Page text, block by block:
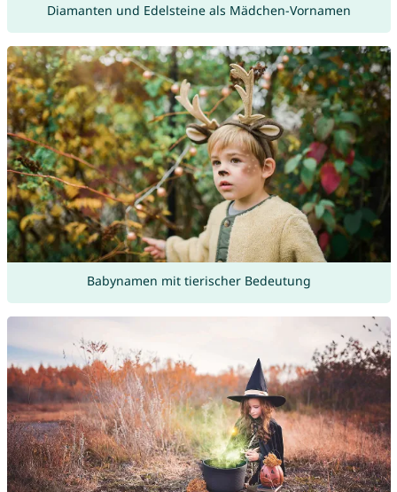
Diamanten und Edelsteine als Mädchen-Vornamen
Babynamen mit tierischer Bedeutung